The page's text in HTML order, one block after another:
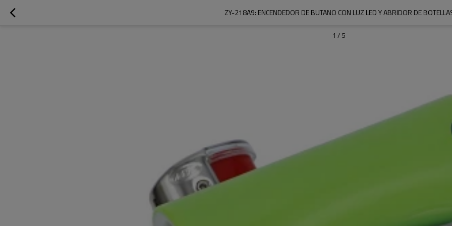
ZY-218A9: ENCENDEDOR DE BUTANO CON LUZ LED Y ABRIDOR DE
1 / 5